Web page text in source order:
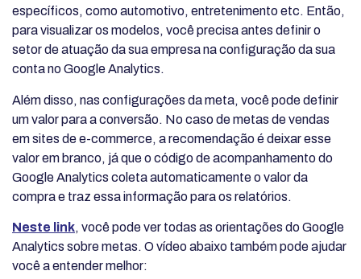
específicos, como automotivo, entretenimento etc. Então,
para visualizar os modelos, você precisa antes definir o
setor de atuação da sua empresa na configuração da sua
conta no Google Analytics.
Além disso, nas configurações da meta, você pode definir
um valor para a conversão. No caso de metas de vendas
em sites de e-commerce, a recomendação é deixar esse
valor em branco, já que o código de acompanhamento do
Google Analytics coleta automaticamente o valor da
compra e traz essa informação para os relatórios.
Neste link, você pode ver todas as orientações do Google
Analytics sobre metas. O vídeo abaixo também pode ajudar
você a entender melhor: